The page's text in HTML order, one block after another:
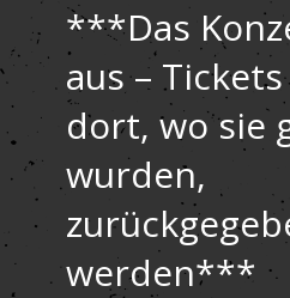
***Das
aus –
dort, wo sie
wurden,
werden***